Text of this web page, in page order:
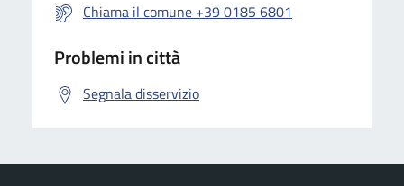
Chiama il comune +39 0185 6801
Problemi in città
Segnala disservizio